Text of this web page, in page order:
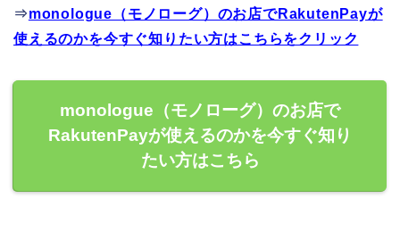
⇒monologue（モノローグ）のお店でRakutenPayが
使えるのかを今すぐ知りたい方はこちらをクリック
monologue（モノローグ）のお店で
RakutenPayが使えるのかを今すぐ知り
たい方はこちら